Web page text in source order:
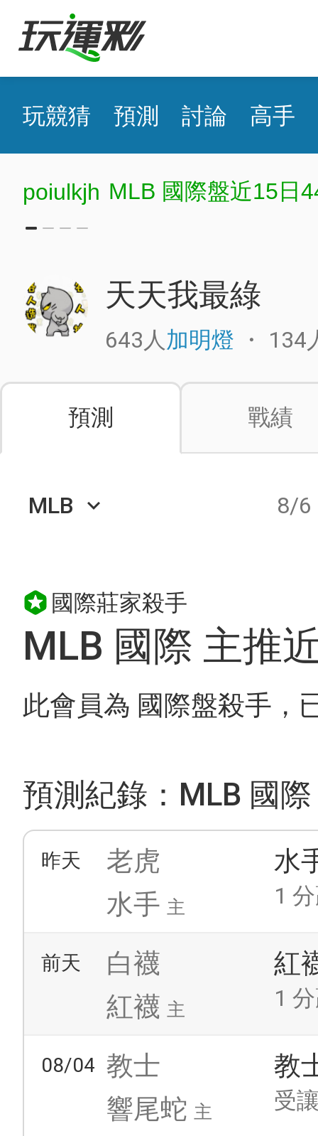
玩競猜 預測 討論 高手
poiulkjh MLB 國際盤近15日
天天我最綠
643人加明燈 ・ 134
預測 戰績
MLB keyboard_arrow_down 8/6
國際莊家殺手
MLB 國際 主推
此會員為 國際盤殺手，
預測紀錄：MLB 國
昨天
老虎
水手 主
水
1
前天
白襪
紅襪 主
紅
1
08/04 教士
響尾蛇 主
教
受